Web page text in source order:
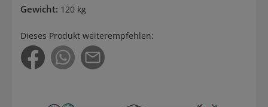
Gewicht: 120 kg
Dieses Produkt weiterempfehlen: